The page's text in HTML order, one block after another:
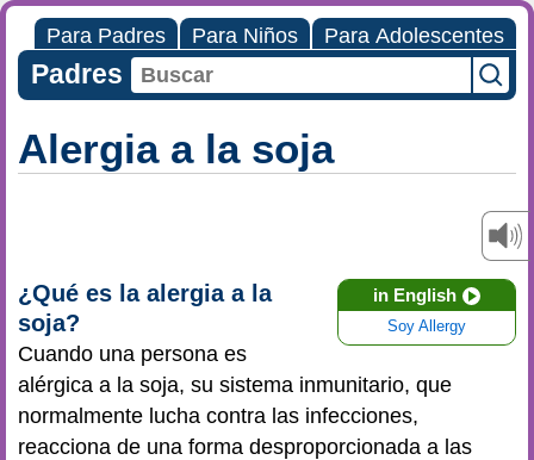
Para Padres Para Niños Para Adolescentes
Padres
Alergia a la soja
in English
Soy Allergy
¿Qué es la alergia a la
soja?
Cuando una persona es
alérgica a la soja, su sistema inmunitario, que
normalmente lucha contra las infecciones,
reacciona de una forma desproporcionada a las